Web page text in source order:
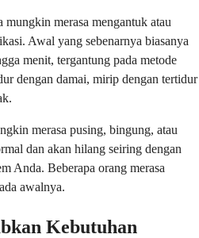
mungkin merasa mengantuk atau
Awal yang sebenarnya biasanya
menit, tergantung pada metode
dengan damai, mirip dengan tertidur
merasa pusing, bingung, atau
dan akan hilang seiring dengan
Anda. Beberapa orang merasa
awalnya.
Kebutuhan